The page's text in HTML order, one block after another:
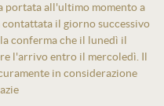
portata all'ultimo momento a
il giorno successivo
conferma che il lunedì il
l'arrivo entro il mercoledì. Il
in considerazione